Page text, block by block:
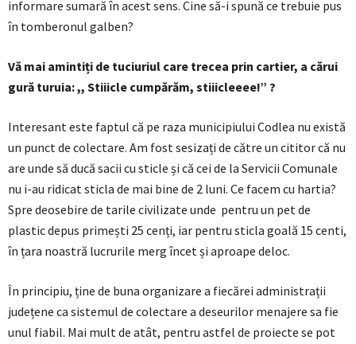
informare sumară în acest sens. Cine să-i spună ce trebuie pus
în tomberonul galben?
Vă mai amintiți de tuciuriul care trecea prin cartier, a cărui
gură turuia: ,, Stiiicle cumpărăm, stiiicleeee!” ?
Interesant este faptul că pe raza municipiului Codlea nu există
un punct de colectare. Am fost sesizați de către un cititor că nu
are unde să ducă sacii cu sticle și că cei de la Servicii Comunale
nu i-au ridicat sticla de mai bine de 2 luni. Ce facem cu hartia?
Spre deosebire de tarile civilizate unde pentru un pet de
plastic depus primești 25 cenți, iar pentru sticla goală 15 centi,
în țara noastră lucrurile merg încet și aproape deloc.
În principiu, ține de buna organizare a fiecărei administrații
județene ca sistemul de colectare a deseurilor menajere sa fie
unul fiabil. Mai mult de atât, pentru astfel de proiecte se pot